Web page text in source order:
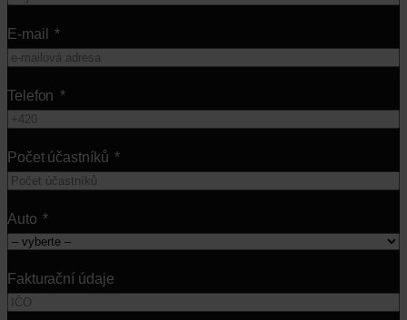
E-mail
Telefon
Počet účastníků
Auto
Fakturační údaje